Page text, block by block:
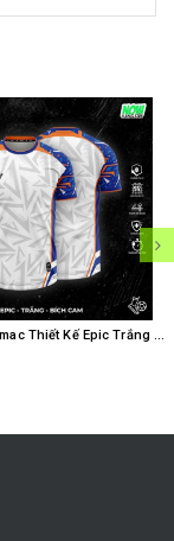
Áo Đá Banh Amac Thiết Kế Epic Trắng Bích